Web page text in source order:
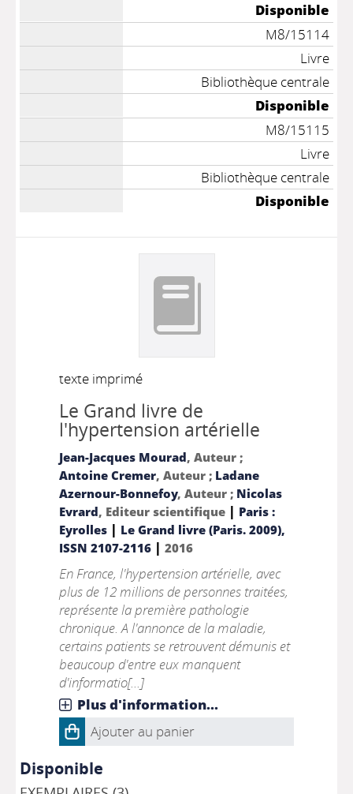
Disponible
M8/15114
Livre
Bibliothèque centrale
Disponible
M8/15115
Livre
Bibliothèque centrale
Disponible
texte imprimé
Le Grand livre de
l'hypertension artérielle
Jean-Jacques Mourad, Auteur ;
Antoine Cremer, Auteur ; Ladane
Azernour-Bonnefoy, Auteur ; Nicolas
Evrard, Editeur scientifique | Paris :
Eyrolles| Le Grand livre (Paris. 2009),
ISSN 2107-2116| 2016
En France, l'hypertension artérielle, avec
plus de 12 millions de personnes traitées,
représente la première pathologie
chronique. A l'annonce de la maladie,
certains patients se retrouvent démunis et
beaucoup d'entre eux manquent
d'informatio[...]
Plus d'information...
Ajouter au panier
Disponible